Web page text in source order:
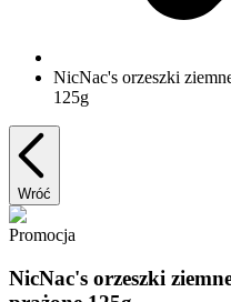
NicNac's orzeszki
125g
Wróć
Promocja
NicNac's orzeszki